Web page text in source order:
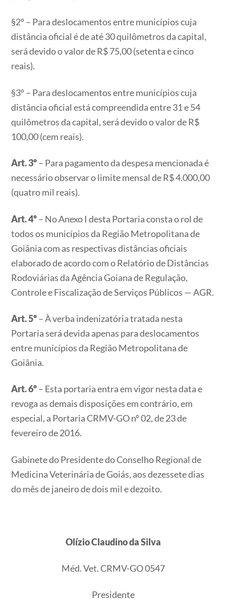
§2º – Para deslocamentos entre municípios cuja
distância oficial é de até 30 quilômetros da capital,
será devido o valor de R$ 75,00 (setenta e cinco
reais).
§3º – Para deslocamentos entre municípios cuja
distância oficial está compreendida entre 31 e 54
quilômetros da capital, será devido o valor de R$
100,00 (cem reais).
Art. 3º– Para pagamento da despesa mencionada é
necessário observar o limite mensal de R$ 4.000,00
(quatro mil reais).
Art. 4º– No Anexo I desta Portaria consta o rol de
todos os municípios da Região Metropolitana de
Goiânia com as respectivas distâncias oficiais
elaborado de acordo com o Relatório de Distâncias
Rodoviárias da Agência Goiana de Regulação,
Controle e Fiscalização de Serviços Públicos — AGR.
Art. 5º– À verba indenizatória tratada nesta
Portaria será devida apenas para deslocamentos
entre municípios da Região Metropolitana de
Goiânia.
Art. 6º– Esta portaria entra em vigor nesta data e
revoga as demais disposições em contrário, em
especial, a Portaria CRMV-GO nº 02, de 23 de
fevereiro de 2016.
Gabinete do Presidente do Conselho Regional de
Medicina Veterinária de Goiás, aos dezessete dias
do mês de janeiro de dois mil e dezoito.
Olízio Claudino da Silva
Méd. Vet. CRMV-GO 0547
Presidente